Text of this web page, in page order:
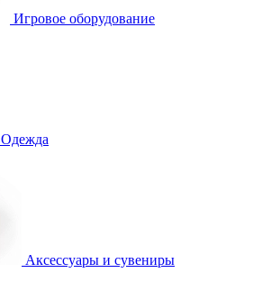
Игровое оборудование
Одежда
Аксессуары и сувениры